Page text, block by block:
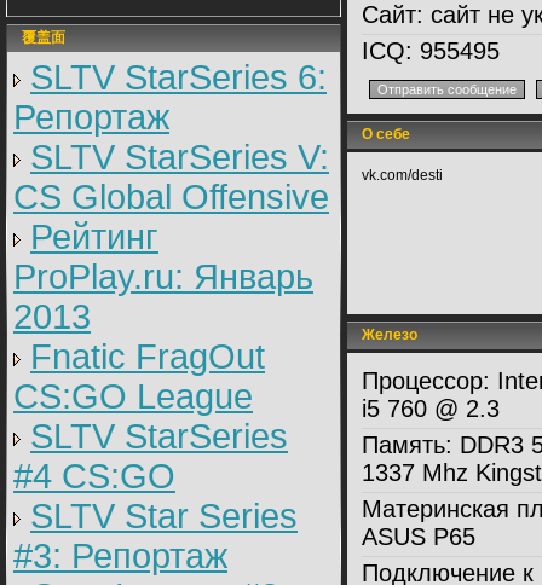
覆盖面
SLTV StarSeries 6:
Репортаж
SLTV StarSeries V:
CS Global Offensive
Рейтинг
ProPlay.ru: Январь
2013
Fnatic FragOut
CS:GO League
SLTV StarSeries
#4 CS:GO
SLTV Star Series
#3: Репортаж
Сайт: сайт не
ICQ: 955495
О себе
vk.com/desti
Железо
Процессор:
i5 760 @ 2.3
Память: DDR3
1337 Mhz
Материнская
ASUS P65
Подключение к